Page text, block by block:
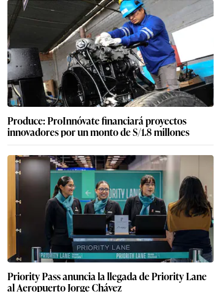
Produce: ProInnóvate financiará proyectos
innovadores por un monto de S/1.8 millones
Priority Pass anuncia la llegada de Priority Lane
al Aeropuerto Jorge Chávez